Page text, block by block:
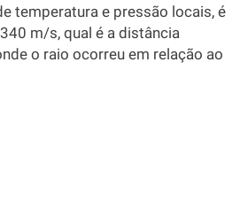
temperatura e pressão locais, é
m/s, qual é a distância
o raio ocorreu em relação ao